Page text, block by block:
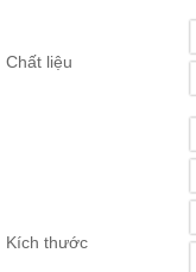
ăn,
Vườn
Chất liệu
Kích thước